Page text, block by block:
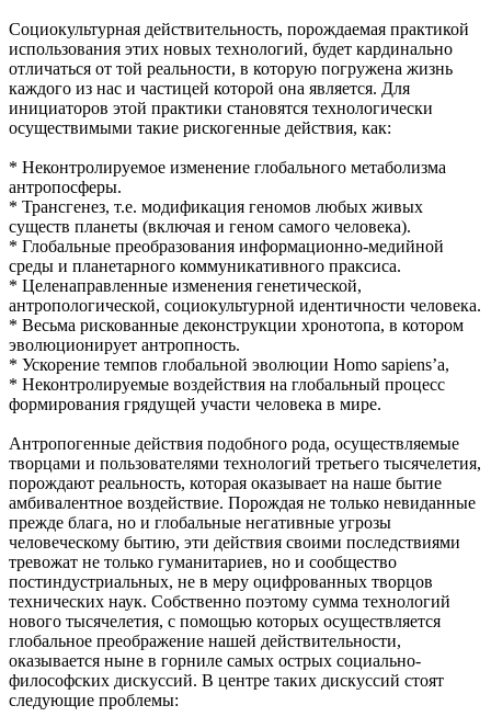
Социокультурная действительность, порождаемая практикой
использования этих новых технологий, будет кардинально
отличаться от той реальности, в которую погружена жизнь
каждого из нас и частицей которой она является. Для
инициаторов этой практики становятся технологически
осуществимыми такие рискогенные действия, как:
* Неконтролируемое изменение глобального метаболизма
антропосферы.
* Трансгенез, т.е. модификация геномов любых живых
существ планеты (включая и геном самого человека).
* Глобальные преобразования информационно-медийной
среды и планетарного коммуникативного праксиса.
* Целенаправленные изменения генетической,
антропологической, социокультурной идентичности человека.
* Весьма рискованные деконструкции хронотопа, в котором
эволюционирует антропность.
* Ускорение темпов глобальной эволюции Homo sapiens’a,
* Неконтролируемые воздействия на глобальный процесс
формирования грядущей участи человека в мире.
Антропогенные действия подобного рода, осуществляемые
творцами и пользователями технологий третьего тысячелетия,
порождают реальность, которая оказывает на наше бытие
амбивалентное воздействие. Порождая не только невиданные
прежде блага, но и глобальные негативные угрозы
человеческому бытию, эти действия своими последствиями
тревожат не только гуманитариев, но и сообщество
постиндустриальных, не в меру оцифрованных творцов
технических наук. Собственно поэтому сумма технологий
нового тысячелетия, с помощью которых осуществляется
глобальное преображение нашей действительности,
оказывается ныне в горниле самых острых социально-
философских дискуссий. В центре таких дискуссий стоят
следующие проблемы: